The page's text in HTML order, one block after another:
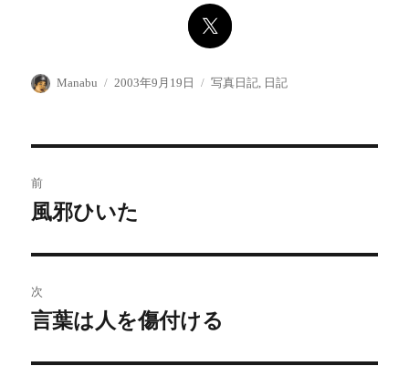
投
Manabu
投
2003年9月19日
カ
写真日記, 日記
稿
ビ
ゲ
ー
前
前
投
稿:
風邪ひいた
次
次
投
言葉は人を傷付ける